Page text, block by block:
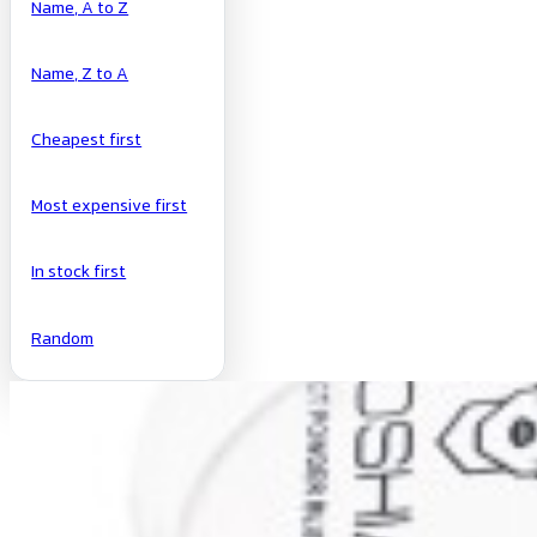
Name, A to Z
Name, Z to A
Cheapest first
Most expensive first
In stock first
Random